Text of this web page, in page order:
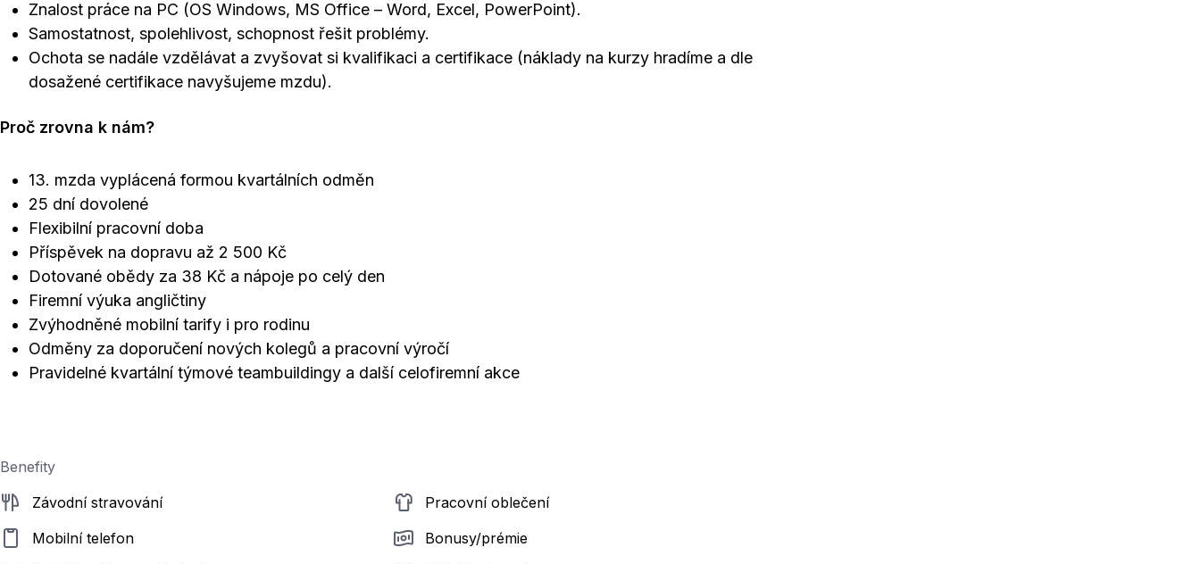
Znalost práce na PC (OS Windows, MS Office – Word, Excel, PowerPoint).
Samostatnost, spolehlivost, schopnost řešit problémy.
Ochota se nadále vzdělávat a zvyšovat si kvalifikaci a certifikace (náklady na kurzy hradíme a dle
dosažené certifikace navyšujeme mzdu).
Proč zrovna k nám?
13. mzda vyplácená formou kvartálních odměn
25 dní dovolené
Flexibilní pracovní doba
Příspěvek na dopravu až 2 500 Kč
Dotované obědy za 38 Kč a nápoje po celý den
Firemní výuka angličtiny
Zvýhodněné mobilní tarify i pro rodinu
Odměny za doporučení nových kolegů a pracovní výročí
Pravidelné kvartální týmové teambuildingy a další celofiremní akce
Benefity
Závodní stravování
Mobilní telefon
Pracovní oblečení
Bonusy/prémie